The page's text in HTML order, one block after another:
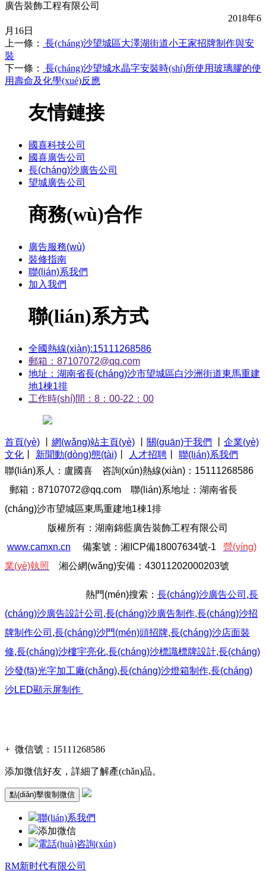
廣告裝飾工程有限公司
2018年6
月16日
上一條：
長(cháng)沙望城區大澤湖街道小王家招牌制作與安
裝
下一條：
長(cháng)沙望城水晶字安裝時(shí)所使用玻璃膠的使
用壽命及化學(xué)反應
友情鏈接
國喜科技公司
國喜廣告公司
長(cháng)沙廣告公司
望城廣告公司
商務(wù)合作
廣告服務(wù)
裝修指南
聯(lián)系我們
加入我們
聯(lián)系方式
全國熱線(xiàn):15111268586
郵箱：87107072@qq.com
地址：湖南省長(cháng)沙市望城區白沙洲街道東馬重建
地1棟1排
工作時(shí)間：8：00-22：00
首頁(yè) 網(wǎng)站主頁(yè) 關(guān)于我們
企業(yè)
文化
新聞動(dòng)態(tài) 人才招聘
聯(lián)系我們
聯(lián)系人：盧國喜 咨詢(xún)熱線(xiàn)：15111268586
郵箱：87107072@qq.com
聯(lián)系地址：湖南省長
(cháng)沙市望城區東馬重建地1棟1排
版權所有：湖南錦藍廣告裝飾工程有限公司
www.camxn.cn 備案號： 湘I CP備18007634號-1
營(yíng)
業(yè)執照
湘公網(wǎng)安備：43011202000203號
熱門(mén)搜索： 長(cháng)沙廣告公司 ,長
(cháng)沙廣告設計公司 ,長(cháng)沙廣告制作,長(cháng)沙招
牌制作公司 ,長(cháng)沙門(mén)頭招牌,長(cháng)沙店面裝
修,長(cháng)沙樓宇亮化,長(cháng)沙標識標牌設計,長(cháng)
沙發(fā)光字加工廠(chǎng),長(cháng)沙燈箱制作,長(cháng)
沙LED顯示屏制作
+ 微信號： 15111268586
添加微信好友，詳細了解產(chǎn)品。
點(diǎn)擊復制微信
聯(lián)系我們
添加微信
電話(huà)咨詢(xún)
RM新时代有限公司